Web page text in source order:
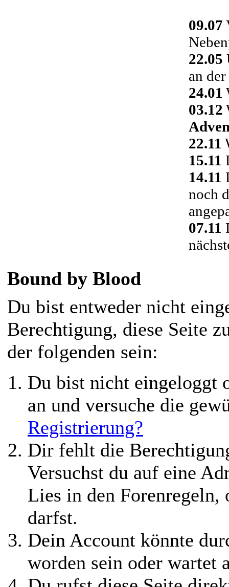
09.07
22.05
an
24.01
03.12
22.11
15.11
14.11
noch
07.11
Bound by Blood
Du bist entweder nicht
Berechtigung, diese Seite
der folgenden sein:
Du bist nicht eingeloggt
an und versuche die
Registrierung?
Dir fehlt die
Versuchst du auf eine
Lies in den
darfst.
Dein Account könnte
worden sein oder wartet